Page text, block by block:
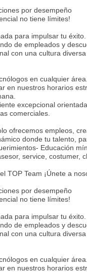
por desempeño
no tiene límites!
para impulsar tu éxito.
de empleados y
con una cultura diversa
en cualquier área..
en nuestros horarios
excepcional
comerciales.
ofrecemos empleos,
donde tu talento,
Educación
service,
TOP Team ¡Únete a
por desempeño
no tiene límites!
para impulsar tu éxito.
de empleados y
con una cultura diversa
en cualquier área..
en nuestros horarios